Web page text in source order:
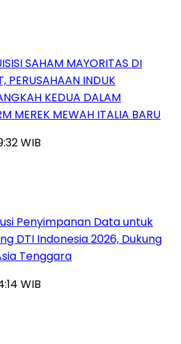
SAHAM MAYORITAS DI
PERUSAHAAN INDUK
KEDUA DALAM
MEREK MEWAH ITALIA BARU
WIB
Penyimpanan Data untuk
DTI Indonesia 2026, Dukung
Tenggara
WIB